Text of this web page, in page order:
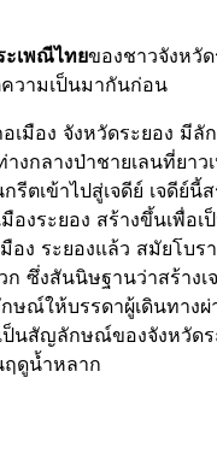
ะเพณีไทยของชาวจังหวั
ความเป็นมากันก่อน
เมือง จังหวัดระยอง มี
งกลางป่าชายเลนที่ยา
รีตเข้าไปสู่เจดีย์ เจดีย์
องระยอง สร้างขึ้นเพื่
อง ระยองแล้ว สมัยโบ
ก ซึ่งสันนิษฐานว่าสร้าง
ษณ์ให้บรรดาผู้เดินทาง
นสัญลักษณ์ของจังหวัด
ฤดูน้ำหลาก